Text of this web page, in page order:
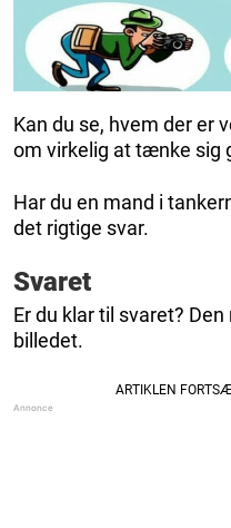
Kan du se, hvem der er
om virkelig at tænke sig
Har du en mand i
det rigtige svar.
Svaret
Er du klar til svaret?
billedet.